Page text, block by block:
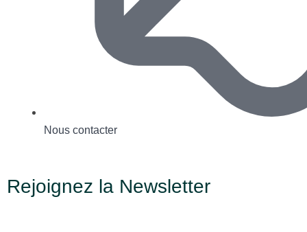
Nous contacter
Rejoignez la Newsletter